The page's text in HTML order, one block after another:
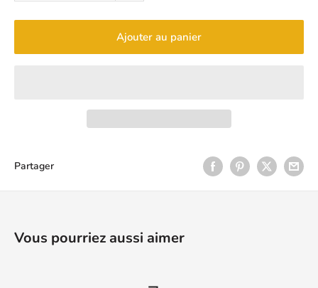
Ajouter au panier
Partager
Vous pourriez aussi aimer